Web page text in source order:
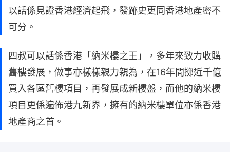
以話係見證香港經濟起飛，發跡史更同香港地產密不
可分。
四叔可以話係香港「納米樓之王」，多年來致力收購
舊樓發展，做事亦樣樣親力親為，在16年間擲近千億
買入各區舊樓項目，再發展成新樓盤，而他的納米樓
項目更係遍佈港九新界，擁有的納米樓單位亦係香港
地產商之首。